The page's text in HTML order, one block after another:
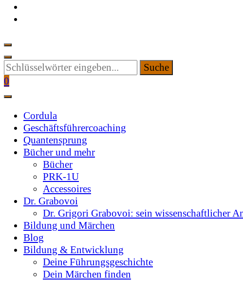
Suchen
Sie
etwas?
0
Cordula
Geschäftsführercoaching
Quantensprung
Bücher und mehr
Bücher
PRK-1U
Accessoires
Dr. Grabovoi
Dr. Grigori Grabovoi: sein wissenschaftlicher
Bildung und Märchen
Blog
Bildung & Entwicklung
Deine Führungsgeschichte
Dein Märchen finden